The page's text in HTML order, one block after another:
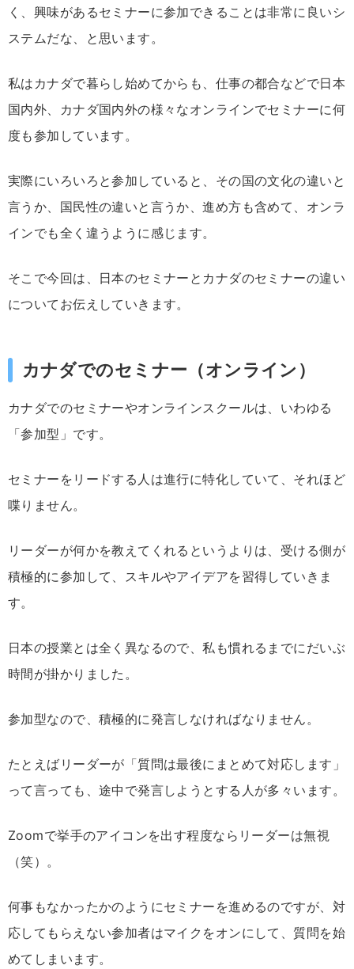
く、興味があるセミナーに参加できることは非常に良いシ
ステムだな、と思います。
私はカナダで暮らし始めてからも、仕事の都合などで日本
国内外、カナダ国内外の様々なオンラインでセミナーに何
度も参加しています。
実際にいろいろと参加していると、その国の文化の違いと
言うか、国民性の違いと言うか、進め方も含めて、オンラ
インでも全く違うように感じます。
そこで今回は、日本のセミナーとカナダのセミナーの違い
についてお伝えしていきます。
カナダでのセミナー（オンライン）
カナダでのセミナーやオンラインスクールは、いわゆる
「参加型」です。
セミナーをリードする人は進行に特化していて、それほど
喋りません。
リーダーが何かを教えてくれるというよりは、受ける側が
積極的に参加して、スキルやアイデアを習得していきま
す。
日本の授業とは全く異なるので、私も慣れるまでにだいぶ
時間が掛かりました。
参加型なので、積極的に発言しなければなりません。
たとえばリーダーが「質問は最後にまとめて対応します」
って言っても、途中で発言しようとする人が多々います。
Zoomで挙手のアイコンを出す程度ならリーダーは無視
（笑）。
何事もなかったかのようにセミナーを進めるのですが、対
応してもらえない参加者はマイクをオンにして、質問を始
めてしまいます。